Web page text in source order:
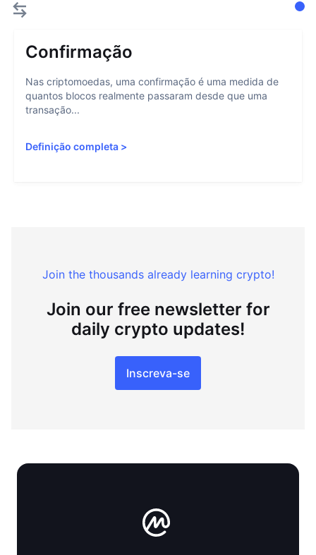
Confirmação
Nas criptomoedas, uma confirmação é uma medida de
quantos blocos realmente passaram desde que uma
transação...
Definição completa >
Join the thousands already learning crypto!
Join our free newsletter for
daily crypto updates!
Inscreva-se